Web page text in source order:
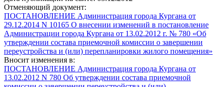
Отменяющий документ:
ПОСТАНОВЛЕНИЕ Администрация города Кургана от
29.12.2014 N 10165 О внесении изменений в постановление
Администрации города Кургана от 13.02.2012 г. № 780 «Об
утверждении состава приемочной комиссии о завершении
переустройства и (или) перепланировки жилого помещения»
Вносит изменения в:
ПОСТАНОВЛЕНИЕ Администрация города Кургана от
13.02.2012 N 780 Об утверждении состава приемочной